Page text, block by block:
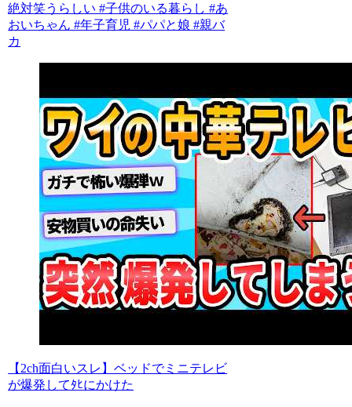
絶対笑うらしい #子供のいる暮らし #あ
おいちゃん #年子育児 #パパと娘 #親バ
カ
【2ch面白いスレ】ベッドでミニテレビ
が爆発してﾀﾋにかけた